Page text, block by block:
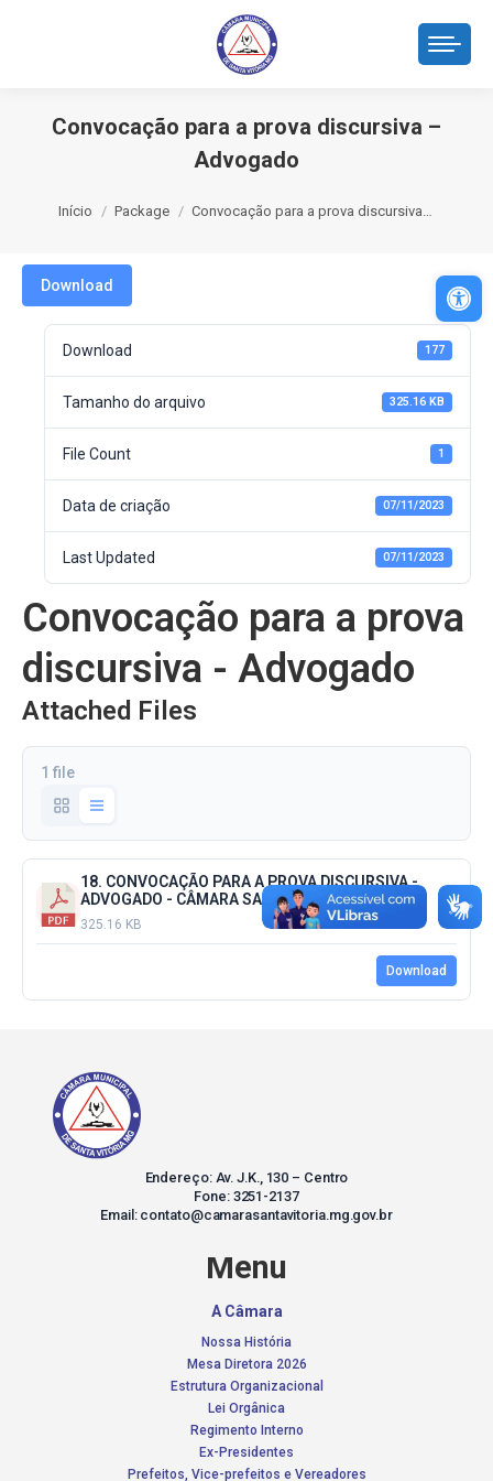
Convocação para a prova discursiva –
Advogado
Início Package Convocação para a prova discursiva…
Download
Download 177
Tamanho do arquivo 325.16 KB
File Count 1
Data de criação 07/11/2023
Last Updated 07/11/2023
Convocação para a prova
discursiva - Advogado
Attached Files
1 file
18. CONVOCAÇÃO PARA A PROVA DISCURSIVA -
ADVOGADO - CÂMARA SANTA VITÓRIA MG.pdf
325.16 KB
Download
Endereço: Av. J.K., 130 – Centro
Fone: 3251-2137
Email: contato@camarasantavitoria.mg.gov.br
Menu
A Câmara
Nossa História
Mesa Diretora 2026
Estrutura Organizacional
Lei Orgânica
Regimento Interno
Ex-Presidentes
Prefeitos, Vice-prefeitos e Vereadores